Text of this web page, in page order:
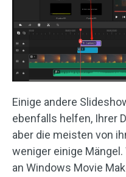
Einige andere
ebenfalls helfen, Ihrer
aber die meisten von
weniger einige
an Windows Movie